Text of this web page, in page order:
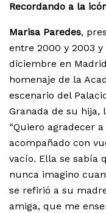
Recordando a la
Marisa Paredes,
entre 2000 y 2003
diciembre en
homenaje de la
escenario del
Granada de su hija,
“Quiero agradecer
acompañado con
vacío. Ella se sabía
nunca imagino
se refirió a su
amiga, que me